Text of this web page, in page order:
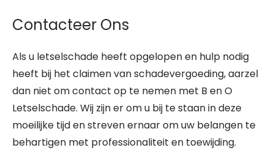
Contacteer Ons
Als u letselschade heeft opgelopen en hulp nodig
heeft bij het claimen van schadevergoeding, aarzel
dan niet om contact op te nemen met B en O
Letselschade. Wij zijn er om u bij te staan in deze
moeilijke tijd en streven ernaar om uw belangen te
behartigen met professionaliteit en toewijding.